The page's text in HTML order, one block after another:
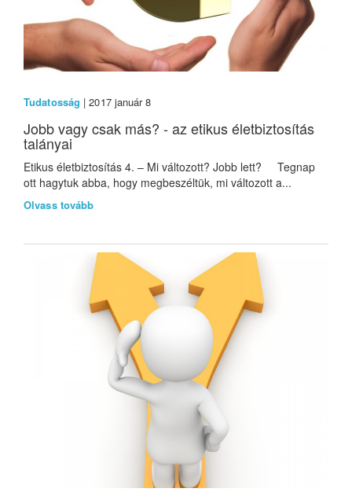
Tudatosság | 2017 január 8
Jobb vagy csak más? - az etikus életbiztosítás
talányai
Etikus életbiztosítás 4. – Mi változott? Jobb lett? Tegnap
ott hagytuk abba, hogy megbeszéltük, mi változott a...
Olvass tovább